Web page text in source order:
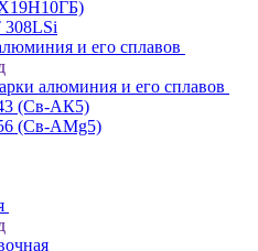
308LSi
и его сплавов
алюминия и его сплавов
(Св-АК5)
(Св-АМg5)